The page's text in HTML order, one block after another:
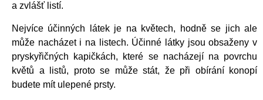
a zvlášť listí.
Nejvíce účinných látek je na květech, hodně se jich ale
může nacházet i na listech. Účinné látky jsou obsaženy v
pryskyřičných kapičkách, které se nacházejí na povrchu
květů a listů, proto se může stát, že při obírání konopí
budete mít ulepené prsty.